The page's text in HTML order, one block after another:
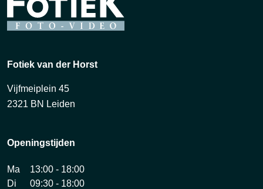
Fotiek van der Horst
Vijfmeiplein 45
2321 BN Leiden
Openingstijden
Ma
13:00 - 18:00
Di
09:30 - 18:00